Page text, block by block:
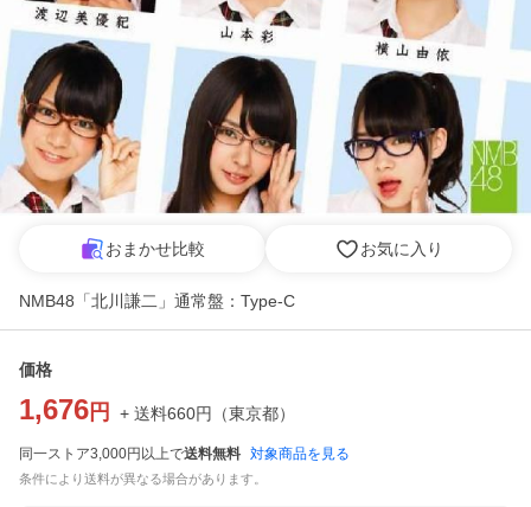
おまかせ比較 お気に入り
NMB48「北川謙二」通常盤：Type-C
価格
1,676 円 + 送料660円 （東京都）
同一ストア3,000円以上で送料無料 対象商品を見る
条件により送料が異なる場合があります。